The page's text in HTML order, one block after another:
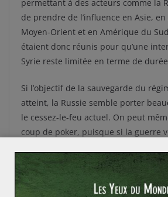
permettant à des acteurs comme la
de prendre de l’influence en Asie,
Moyen-Orient et en Amérique du
étaient donc réunis pour qu’une
Syrie reste limitée en terme de
Si l’objectif de la sauvegarde du
atteint, la Russie semble porter
le cessez-le-feu actuel. On peut
coup de poker, puisque si la guerre
risquerait de perdre les territoires
de voir six mois d’interventions
pouvons donc reprendre les paroles